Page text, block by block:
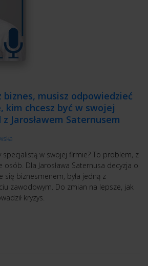
biznes, musisz odpowiedzieć
kim chcesz być w swojej
Jarosławem Saternusem
specjalistą w swojej firmie? To problem, z
Dla Jarosława Saternusa decyzja o
się biznesmenem, była jedną z
zawodowym. Do zmian na lepsze, jak
kryzys.